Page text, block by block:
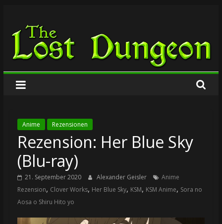
springen
The
Lost
Dungeon
Anime Rezensionen
Rezension: Her Blue Sky
(Blu-ray)
21. September 2020 Alexander Geisler
Anime
Rezension, Clover Works, Her Blue Sky, KSM, KSM Anime, Sora no
Aosa o Shiru Hito yo